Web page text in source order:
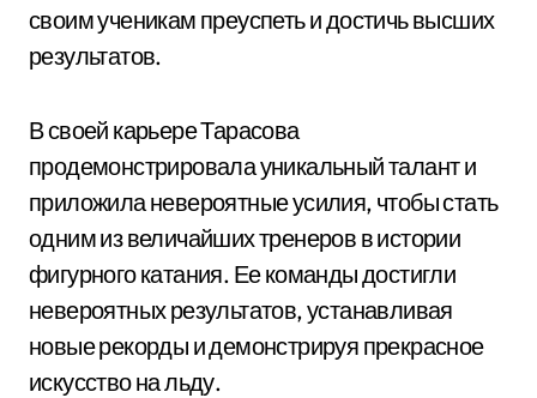
своим ученикам преуспеть и достичь высших
результатов.
В своей карьере Тарасова
продемонстрировала уникальный талант и
приложила невероятные усилия, чтобы стать
одним из величайших тренеров в истории
фигурного катания. Ее команды достигли
невероятных результатов, устанавливая
новые рекорды и демонстрируя прекрасное
искусство на льду.